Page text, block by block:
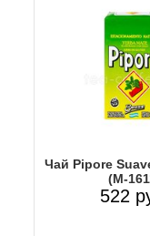
Чай Pipore
(M-
522